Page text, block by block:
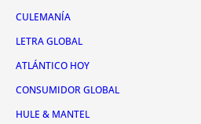
CULEMANÍA
LETRA GLOBAL
ATLÁNTICO HOY
CONSUMIDOR GLOBAL
HULE & MANTEL